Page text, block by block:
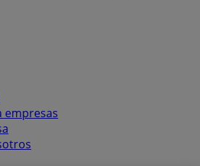
empresas